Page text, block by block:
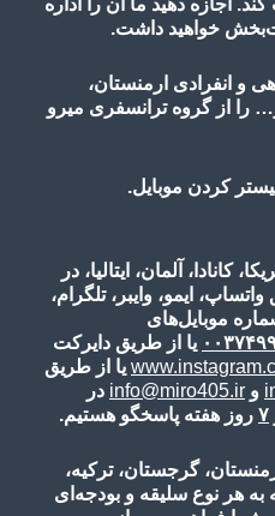
اجازه دهید ما آن را اداره
خواهید داشت.
و انفرادی ارمنستان،
را از گروه ترانسفری میرو
کردن موبایل.
آلمان، ایتالیا، در
ایمو، وایبر، تلگرام،
موبایل‌های
یا از طریق دایرکت
یا از طریق
و info@miro405.ir در
۷ روز هفته پاسخگو هستیم.
گرجستان، ترکیه،
به هر نوع سلیقه و بودجه‌ای